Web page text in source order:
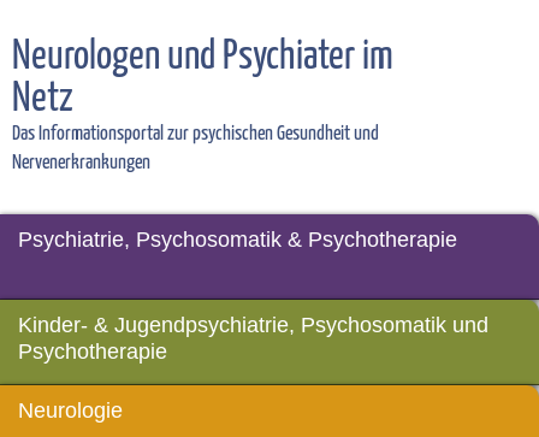
Neurologen und Psychiater im
Netz
Das Informationsportal zur psychischen Gesundheit und
Nervenerkrankungen
Psychiatrie, Psychosomatik & Psychotherapie
Kinder- & Jugendpsychiatrie, Psychosomatik und
Psychotherapie
Neurologie